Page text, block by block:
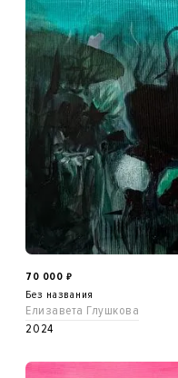
70 000 ₽
Без названия
Елизавета Глушкова
2024